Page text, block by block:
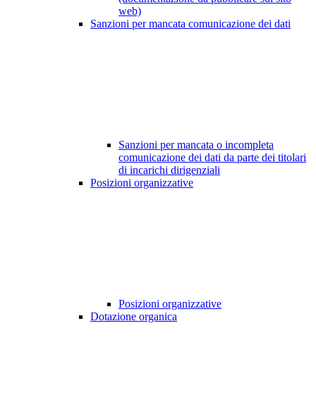
web)
Sanzioni per mancata comunicazione dei dati
Sanzioni per mancata o incompleta
comunicazione dei dati da parte dei titolari
di incarichi dirigenziali
Posizioni organizzative
Posizioni organizzative
Dotazione organica